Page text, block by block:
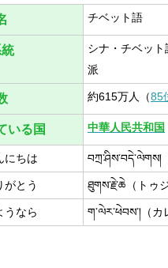
チベット語
シナ・チベッ
派
約615万人（85
いる国 中華人民共和国
にちは བཀྲ་ཤིས་བདེ་ལེགས།
がとう ཐུགས་རྗེ་ཆེ（トゥ
うなら ག་ལེར་ཕེབས་།（カ